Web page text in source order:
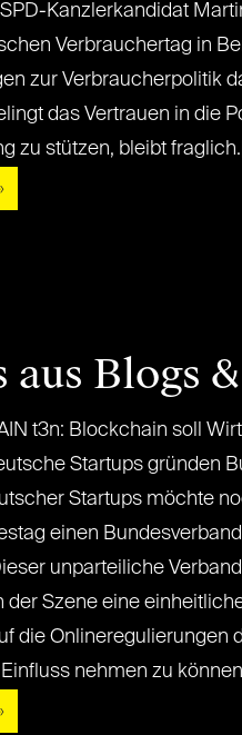
Kanzlerkandidat
Verbrauchertag in
zur Verbraucherpolitik
das Vertrauen in die
zu stützen, bleibt
Blogs
t3n: Blockchain soll
Startups gründen
Startups möchte
einen
unparteiliche
der Szene eine
die Onlineregulierungen
nehmen zu